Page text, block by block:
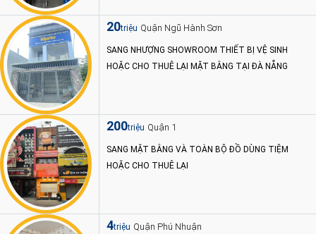
20triệu Quận Ngũ Hành Sơn
SANG NHƯỢNG SHOWROOM THIẾT BỊ VỆ SINH
HOẶC CHO THUÊ LẠI MẶT BẰNG TẠI ĐÀ NẴNG
200triệu Quận 1
SANG MẶT BẰNG VÀ TOÀN BỘ ĐỒ DÙNG TIỆM
HOẶC CHO THUÊ LẠI
4triệu Quận Phú Nhuận